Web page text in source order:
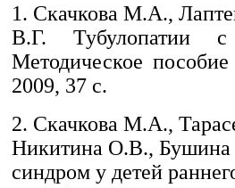
1. Скачкова М.А.,
В.Г. Тубулопатии с
Методическое
2009, 37 с.
2. Скачкова М.А.,
Никитина О.В., Бушина
синдром у детей